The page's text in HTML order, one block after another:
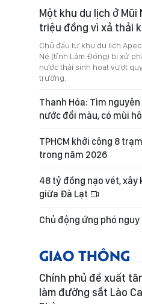
Một khu du lịch ở Mũi
triệu đồng vì xả thải
Chủ đầu tư khu du lịch
Né (tỉnh Lâm Đồng) bị xử
nước thải sinh hoạt vượt
trường.
Thanh Hóa: Tìm
nước đổi màu, có mùi
TPHCM khởi công 8
trong năm 2026
48 tỷ đồng nạo vét, xây
giữa Đà Lạt
Chủ động ứng phó
GIAO THÔNG
Chính phủ đề xuất
làm đường sắt Lào